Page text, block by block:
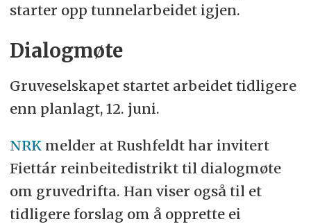
starter opp tunnelarbeidet igjen.
Dialogmøte
Gruveselskapet startet arbeidet tidligere
enn planlagt, 12. juni.
NRKmelder at Rushfeldt har invitert
Fiettár reinbeitedistrikt til dialogmøte
om gruvedrifta. Han viser også til et
tidligere forslag om å opprette ei